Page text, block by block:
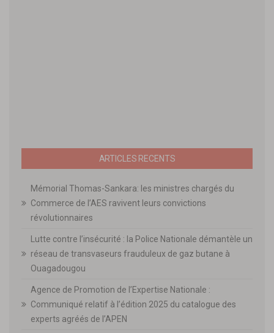
ARTICLES RECENTS
Mémorial Thomas-Sankara: les ministres chargés du
Commerce de l’AES ravivent leurs convictions
révolutionnaires
Lutte contre l’insécurité : la Police Nationale démantèle un
réseau de transvaseurs frauduleux de gaz butane à
Ouagadougou
Agence de Promotion de l’Expertise Nationale :
Communiqué relatif à l’édition 2025 du catalogue des
experts agréés de l’APEN